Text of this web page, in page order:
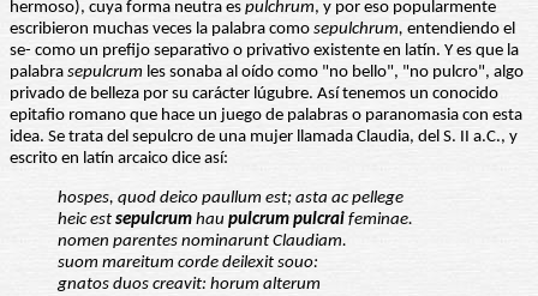
hermoso), cuya forma neutra es pulchrum, y por eso popularmente
escribieron muchas veces la palabra como sepulchrum, entendiendo el
se- como un prefijo separativo o privativo existente en latín. Y es que la
palabra sepulcrum les sonaba al oído como "no bello", "no pulcro", algo
privado de belleza por su carácter lúgubre. Así tenemos un conocido
epitafio romano que hace un juego de palabras o paranomasia con esta
idea. Se trata del sepulcro de una mujer llamada Claudia, del S. II a.C., y
escrito en latín arcaico dice así:
hospes, quod deico paullum est; asta ac pellege
heic est sepulcrum hau pulcrum pulcrai feminae.
nomen parentes nominarunt Claudiam.
suom mareitum corde deilexit souo:
gnatos duos creavit: horum alterum